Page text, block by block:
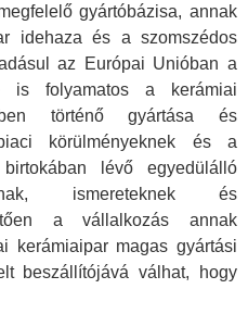
gyártóbázisa, annak
idehaza és a szomszédos
az Európai Unióban a
is folyamatos a kerámiai
történő gyártása és
körülményeknek és a
lévő egyedülálló
nak, ismereteknek és
a vállalkozás annak
kerámiaipar magas gyártási
beszállítójává válhat, hogy